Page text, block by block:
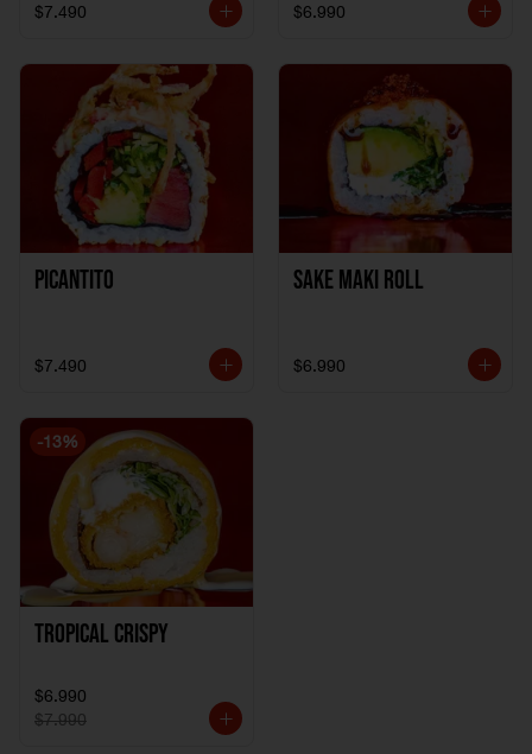
$7.490 $6.990
Picantito
$7.490
Sake Maki Roll
$6.990
-13%
Tropical crispy
$6.990
$7.990